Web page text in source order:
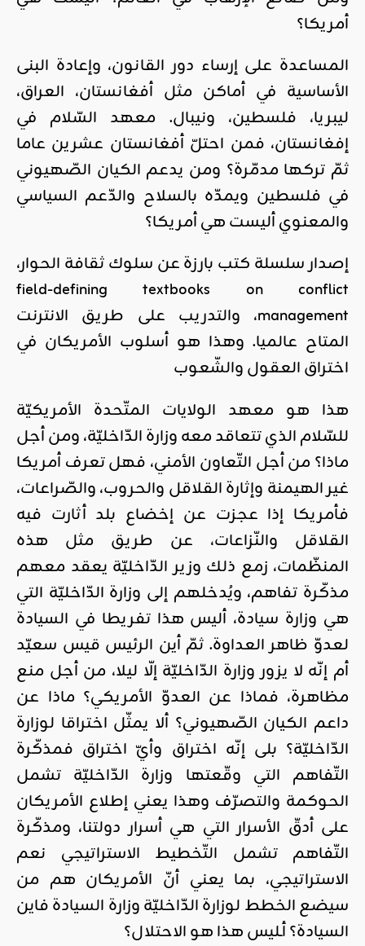
أمريكا؟
المساعدة على إرساء دور القانون، وإعادة البنى
الأساسية في أماكن مثل أفغانستان، العراق،
ليبريا، فلسطين، ونيبال. معهد السّلام في
إفغانستان، فمن احتلّ أفغانستان عشرين عاما
ثمّ تركها مدمّرة؟ ومن يدعم الكيان الصّهيوني
في فلسطين ويمدّه بالسلاح والدّعم السياسي
والمعنوي أليست هي أمريكا؟
إصدار سلسلة كتب بارزة عن سلوك ثقافة الحوار،
field-defining textbooks on conflict
management، والتدريب على طريق الانترنت
المتاح عالميا. وهذا هو أسلوب الأمريكان في
اختراق العقول والشّعوب
هذا هو معهد الولايات المتّحدة الأمريكيّة
للسّلام الذي تتعاقد معه وزارة الدّاخليّة، ومن أجل
ماذا؟ من أجل التّعاون الأمني، فهل تعرف أمريكا
غير الهيمنة وإثارة القلاقل والحروب، والصّراعات،
فأمريكا إذا عجزت عن إخضاع بلد أثارت فيه
القلاقل والنّزاعات، عن طريق مثل هذه
المنظّمات، زمع ذلك وزير الدّاخليّة يعقد معهم
مذكّرة تفاهم، ويُدخلهم إلى وزارة الدّاخليّة التي
هي وزارة سيادة، أليس هذا تفريطا في السيادة
لعدوّ ظاهر العداوة. ثمّ أين الرئيس قيس سعيّد
أم إنّه لا يزور وزارة الدّاخليّة إلّا ليلا، من أجل منع
مظاهرة، فماذا عن العدوّ الأمريكي؟ ماذا عن
داعم الكيان الصّهيوني؟ ألا يمثّل اختراقا لوزارة
الدّاخليّة؟ بلى إنّه اختراق وأيّ اختراق فمذكّرة
التّفاهم التي وقّعتها وزارة الدّاخليّة تشمل
الحوكمة والتصرّف وهذا يعني إطلاع الأمريكان
على أدقّ الأسرار التي هي أسرار دولتنا، ومذكّرة
التّفاهم تشمل التّخطيط الاستراتيجي نعم
الاستراتيجي، بما يعني أنّ الأمريكان هم من
سيضع الخطط لوزارة الدّاخليّة وزارة السيادة فاين
السيادة؟ أـليس هذا هو الاحتلال؟